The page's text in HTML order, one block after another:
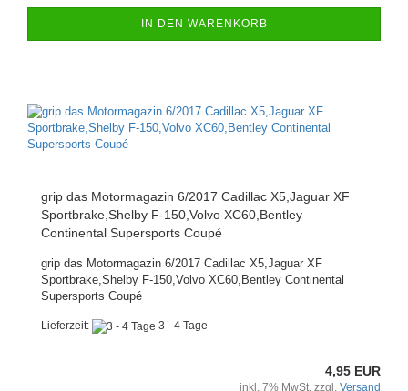
IN DEN WARENKORB
grip das Motormagazin 6/2017 Cadillac X5,Jaguar XF
Sportbrake,Shelby F-150,Volvo XC60,Bentley
Continental Supersports Coupé
grip das Motormagazin 6/2017 Cadillac X5,Jaguar XF
Sportbrake,Shelby F-150,Volvo XC60,Bentley Continental
Supersports Coupé
Lieferzeit: 3 - 4 Tage
4,95 EUR
inkl. 7% MwSt. zzgl. Versand